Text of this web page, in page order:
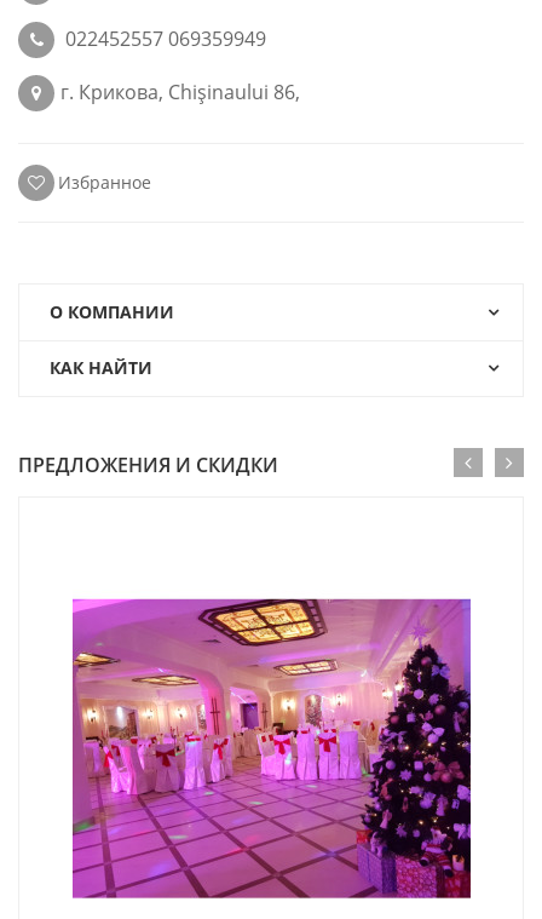
022452557 069359949
г. Крикова, Chişinaului 86,
Избранное
О КОМПАНИИ
КАК НАЙТИ
ПРЕДЛОЖЕНИЯ И СКИДКИ